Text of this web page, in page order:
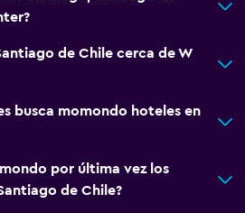
de Chile cerca de W
busca momondo hoteles en
por última vez los
de Chile?